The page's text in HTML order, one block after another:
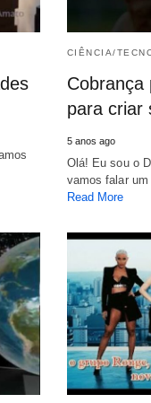
CIÊNCIA/
Cobrança
para criar
5 anos ago
Olá! Eu sou o
vamos falar
Read More